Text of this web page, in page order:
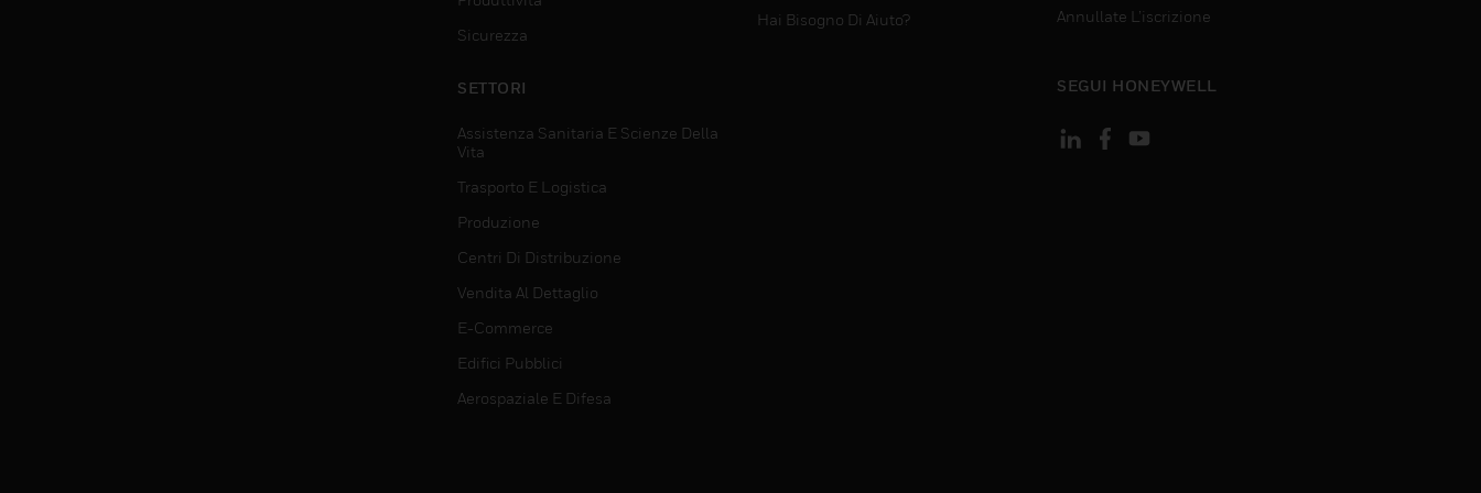
Sicurezza
SETTORI
Assistenza Sanitaria E Scienze Della
Vita
Trasporto E Logistica
Produzione
Centri Di Distribuzione
Vendita Al Dettaglio
E-Commerce
Edifici Pubblici
Aerospaziale E Difesa
Hai Bisogno Di Aiuto?
Annullate L’iscrizione
SEGUI HONEYWELL